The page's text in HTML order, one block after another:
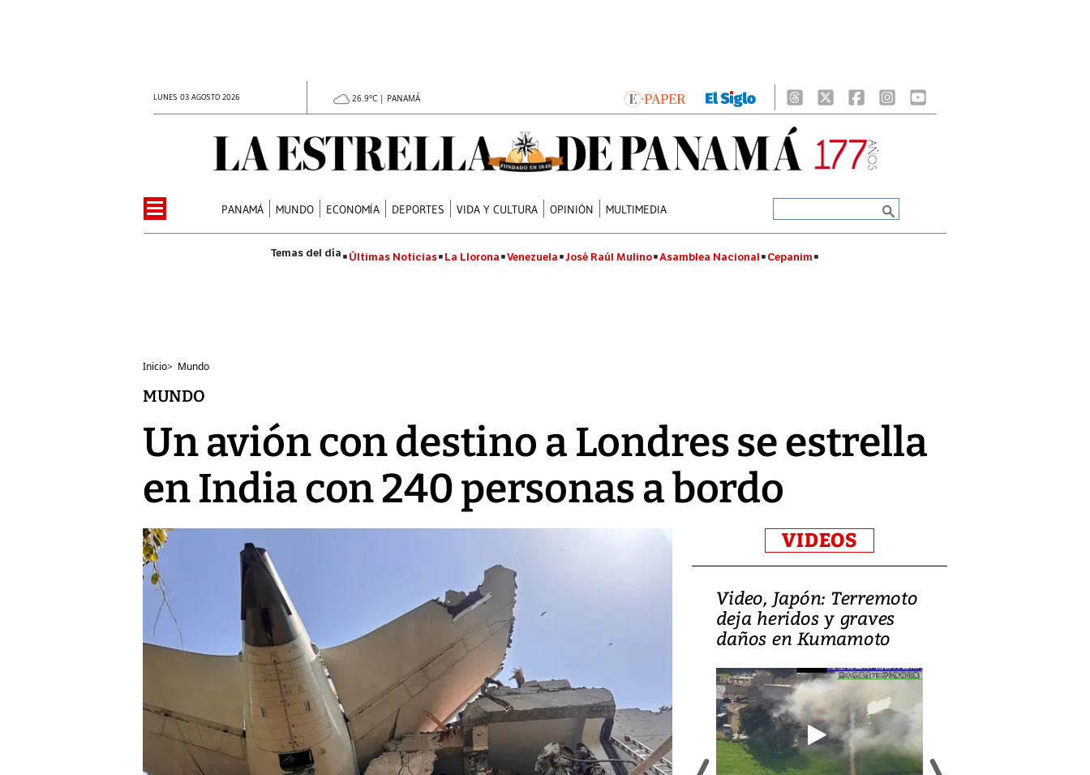
LUNES 03 AGOSTO 2026 26.9°C | PANAMÁ
PANAMÁ MUNDO ECONOMÍA DEPORTES VIDA Y CULTURA OPINIÓN MULTIMEDIA
Últimas Noticias La Llorona Venezuela José Raúl Mulino Asamblea Nacional Cepanim
Inicio> Mundo
MUNDO
Un avión con destino a Londres se estrella
en India con 240 personas a bordo
VIDEOS
Isidro Carbonell,
director de la Lotería:
‘Vamos a ser más
transparentes, tengan fe
Video, Japón: Terremoto
deja heridos y graves
daños en Kumamoto